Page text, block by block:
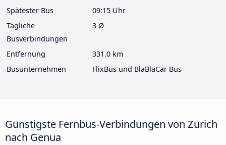
Spätester Bus
09:15 Uhr
Tägliche
Busverbindungen
3 Ø
Entfernung
331.0 km
Busunternehmen
FlixBus und BlaBlaCar Bus
Günstigste Fernbus-Verbindungen von Zürich
nach Genua